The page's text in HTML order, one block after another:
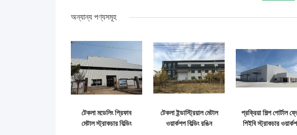
অন্যান্য পণ্যসমূহ
টেকলা মডেলিং প্রিফাব
মেটাল স্ট্রাকচার বিল্ডিং
টেকলা ইন্ডাস্ট্রিয়াল মেটাল
ওয়ার্কশপ বিল্ডিং রঙিন
প্রক্রিয়া শিল্প পোর্টাল
পিইবি স্ট্রাকচার